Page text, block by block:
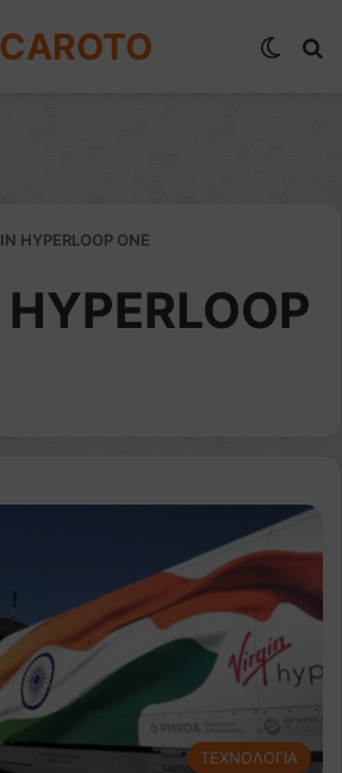
CAROTO
HYPERLOOP ONE
ΤΕΧΝΟΛΟΓΙΑ